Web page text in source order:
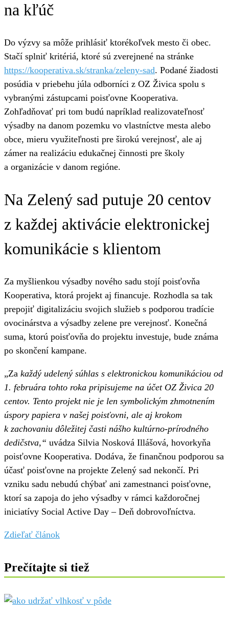
na kľúč
Do výzvy sa môže prihlásiť ktorékoľvek mesto či obec.
Stačí splniť kritériá, ktoré sú zverejnené na stránke
https://kooperativa.sk/stranka/zeleny-sad. Podané žiadosti
posúdia v priebehu júla odborníci z OZ Živica spolu s
vybranými zástupcami poisťovne Kooperativa.
Zohľadňovať pri tom budú napríklad realizovateľnosť
výsadby na danom pozemku vo vlastníctve mesta alebo
obce, mieru využiteľnosti pre širokú verejnosť, ale aj
zámer na realizáciu edukačnej činnosti pre školy
a organizácie v danom regióne.
Na Zelený sad putuje 20 centov
z každej aktivácie elektronickej
komunikácie s klientom
Za myšlienkou výsadby nového sadu stojí poisťovňa
Kooperativa, ktorá projekt aj financuje. Rozhodla sa tak
prepojiť digitalizáciu svojich služieb s podporou tradície
ovocinárstva a výsadby zelene pre verejnosť. Konečná
suma, ktorú poisťovňa do projektu investuje, bude známa
po skončení kampane.
„Za každý udelený súhlas s elektronickou komunikáciou od
1. februára tohto roka pripisujeme na účet OZ Živica 20
centov. Tento projekt nie je len symbolickým zhmotnením
úspory papiera v našej poisťovni, ale aj krokom
k zachovaniu dôležitej časti nášho kultúrno-prírodného
dedičstva,“ uvádza Silvia Nosková Illášová, hovorkyňa
poisťovne Kooperativa. Dodáva, že finančnou podporou sa
účasť poisťovne na projekte Zelený sad nekončí. Pri
vzniku sadu nebudú chýbať ani zamestnanci poisťovne,
ktorí sa zapoja do jeho výsadby v rámci každoročnej
iniciatívy Social Active Day – Deň dobrovoľníctva.
Zdieľať článok
Prečítajte si tiež